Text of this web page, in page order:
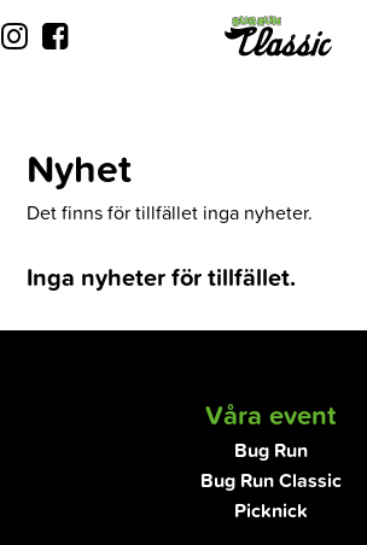
Nyhet
Det finns för tillfället inga nyheter.
Inga nyheter för tillfället.
Våra event
Bug Run
Bug Run Classic
Picknick